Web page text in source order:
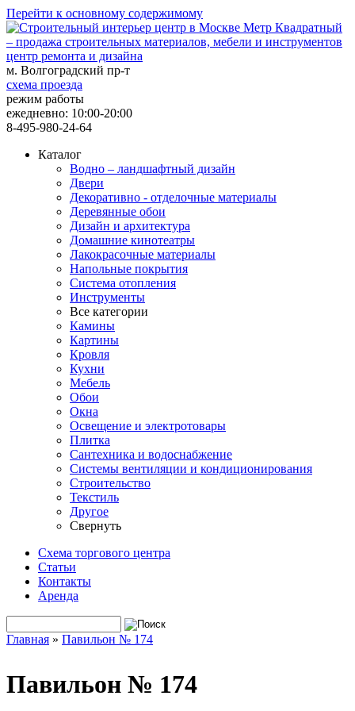
Перейти к основному содержимому
центр ремонта и дизайна
м. Волгоградский пр-т
схема проезда
режим работы
ежедневно: 10:00-20:00
8-495-980-24-64
Каталог
Водно – ландшафтный дизайн
Двери
Декоративно - отделочные материалы
Деревянные обои
Дизайн и архитектура
Домашние кинотеатры
Лакокрасочные материалы
Напольные покрытия
Система отопления
Инструменты
Все категории
Камины
Картины
Кровля
Кухни
Мебель
Обои
Окна
Освещение и электротовары
Плитка
Сантехника и водоснабжение
Системы вентиляции и кондиционирования
Строительство
Текстиль
Другое
Свернуть
Схема торгового центра
Статьи
Контакты
Аренда
Форма поиска
Главная » Павильон № 174
Павильон № 174